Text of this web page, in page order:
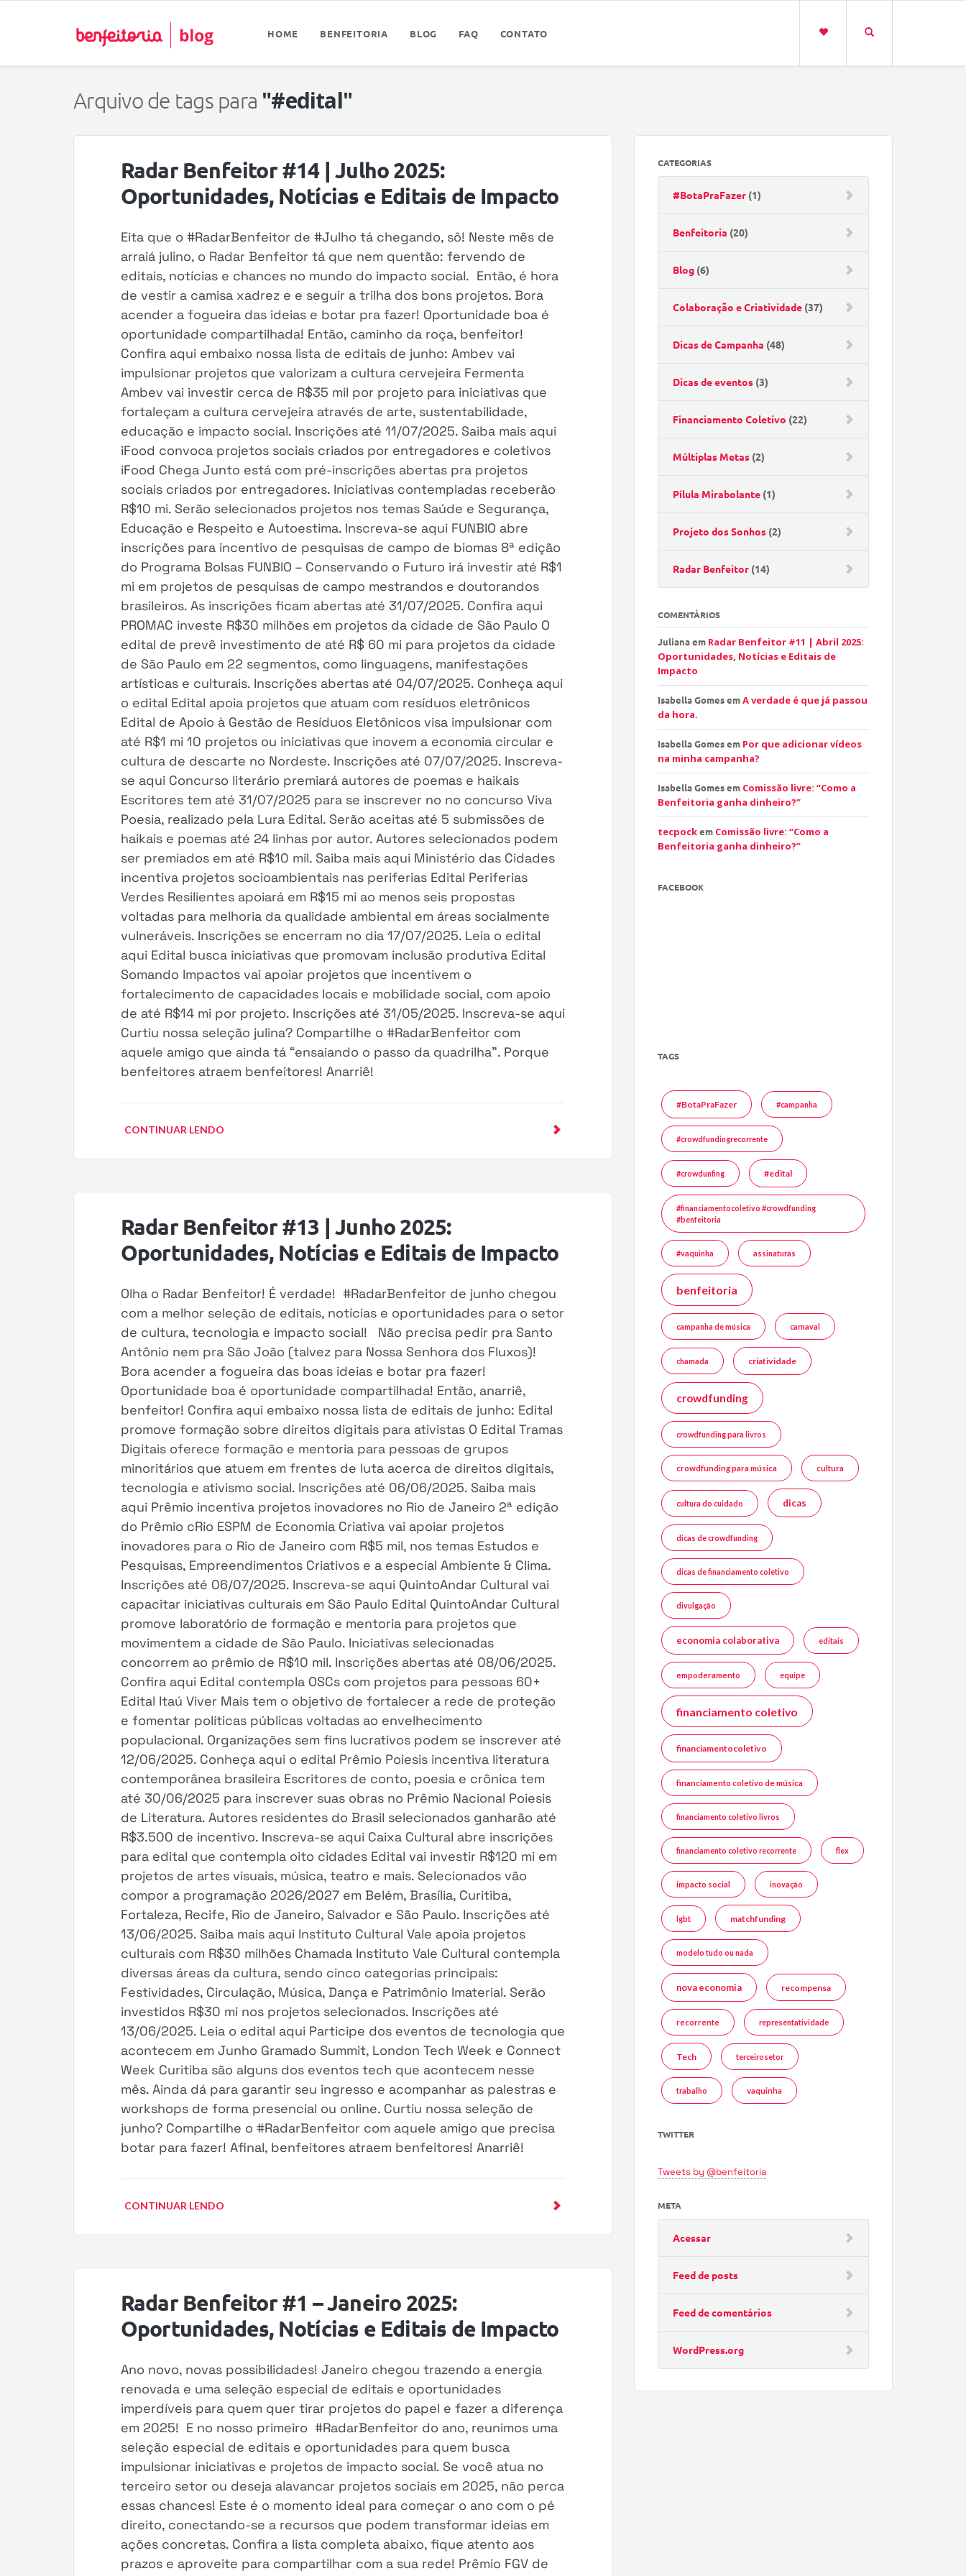
HOME BENFEITORIA BLOG FAQ CONTATO
Arquivo de tags para "#edital"
Radar Benfeitor #14 | Julho 2025:
Oportunidades, Notícias e Editais de Impacto
Eita que o #RadarBenfeitor de #Julho tá chegando, sô! Neste mês de
arraiá julino, o Radar Benfeitor tá que nem quentão: fervendo de
editais, notícias e chances no mundo do impacto social. Então, é hora
de vestir a camisa xadrez e e seguir a trilha dos bons projetos. Bora
acender a fogueira das ideias e botar pra fazer! Oportunidade boa é
oportunidade compartilhada! Então, caminho da roça, benfeitor!
Confira aqui embaixo nossa lista de editais de junho: Ambev vai
impulsionar projetos que valorizam a cultura cervejeira Fermenta
Ambev vai investir cerca de R$35 mil por projeto para iniciativas que
fortaleçam a cultura cervejeira através de arte, sustentabilidade,
educação e impacto social. Inscrições até 11/07/2025. Saiba mais aqui
iFood convoca projetos sociais criados por entregadores e coletivos
iFood Chega Junto está com pré-inscrições abertas pra projetos
sociais criados por entregadores. Iniciativas contempladas receberão
R$10 mi. Serão selecionados projetos nos temas Saúde e Segurança,
Educação e Respeito e Autoestima. Inscreva-se aqui FUNBIO abre
inscrições para incentivo de pesquisas de campo de biomas 8ª edição
do Programa Bolsas FUNBIO – Conservando o Futuro irá investir até R$1
mi em projetos de pesquisas de campo mestrandos e doutorandos
brasileiros. As inscrições ficam abertas até 31/07/2025. Confira aqui
PROMAC investe R$30 milhões em projetos da cidade de São Paulo O
edital de prevê investimento de até R$ 60 mi para projetos da cidade
de São Paulo em 22 segmentos, como linguagens, manifestações
artísticas e culturais. Inscrições abertas até 04/07/2025. Conheça aqui
o edital Edital apoia projetos que atuam com resíduos eletrônicos
Edital de Apoio à Gestão de Resíduos Eletônicos visa impulsionar com
até R$1 mi 10 projetos ou iniciativas que inovem a economia circular e
cultura de descarte no Nordeste. Inscrições até 07/07/2025. Inscreva-
se aqui Concurso literário premiará autores de poemas e haikais
Escritores tem até 31/07/2025 para se inscrever no no concurso Viva
Poesia, realizado pela Lura Edital. Serão aceitas até 5 submissões de
haikais e poemas até 24 linhas por autor. Autores selecionados podem
ser premiados em até R$10 mil. Saiba mais aqui Ministério das Cidades
incentiva projetos socioambientais nas periferias Edital Periferias
Verdes Resilientes apoiará em R$15 mi ao menos seis propostas
voltadas para melhoria da qualidade ambiental em áreas socialmente
vulneráveis. Inscrições se encerram no dia 17/07/2025. Leia o edital
aqui Edital busca iniciativas que promovam inclusão produtiva Edital
Somando Impactos vai apoiar projetos que incentivem o
fortalecimento de capacidades locais e mobilidade social, com apoio
de até R$14 mi por projeto. Inscrições até 31/05/2025. Inscreva-se aqui
Curtiu nossa seleção julina? Compartilhe o #RadarBenfeitor com
aquele amigo que ainda tá “ensaiando o passo da quadrilha”. Porque
benfeitores atraem benfeitores! Anarriê!
CONTINUAR LENDO
Radar Benfeitor #13 | Junho 2025:
Oportunidades, Notícias e Editais de Impacto
Olha o Radar Benfeitor! É verdade! #RadarBenfeitor de junho chegou
com a melhor seleção de editais, notícias e oportunidades para o setor
de cultura, tecnologia e impacto social! Não precisa pedir pra Santo
Antônio nem pra São João (talvez para Nossa Senhora dos Fluxos)!
Bora acender a fogueira das boas ideias e botar pra fazer!
Oportunidade boa é oportunidade compartilhada! Então, anarriê,
benfeitor! Confira aqui embaixo nossa lista de editais de junho: Edital
promove formação sobre direitos digitais para ativistas O Edital Tramas
Digitais oferece formação e mentoria para pessoas de grupos
minoritários que atuem em frentes de luta acerca de direitos digitais,
tecnologia e ativismo social. Inscrições até 06/06/2025. Saiba mais
aqui Prêmio incentiva projetos inovadores no Rio de Janeiro 2ª edição
do Prêmio cRio ESPM de Economia Criativa vai apoiar projetos
inovadores para o Rio de Janeiro com R$5 mil, nos temas Estudos e
Pesquisas, Empreendimentos Criativos e a especial Ambiente & Clima.
Inscrições até 06/07/2025. Inscreva-se aqui QuintoAndar Cultural vai
capacitar iniciativas culturais em São Paulo Edital QuintoAndar Cultural
promove laboratório de formação e mentoria para projetos que
movimentem a cidade de São Paulo. Iniciativas selecionadas
concorrem ao prêmio de R$10 mil. Inscrições abertas até 08/06/2025.
Confira aqui Edital contempla OSCs com projetos para pessoas 60+
Edital Itaú Viver Mais tem o objetivo de fortalecer a rede de proteção
e fomentar políticas públicas voltadas ao envelhecimento
populacional. Organizações sem fins lucrativos podem se inscrever até
12/06/2025. Conheça aqui o edital Prêmio Poiesis incentiva literatura
contemporânea brasileira Escritores de conto, poesia e crônica tem
até 30/06/2025 para inscrever suas obras no Prêmio Nacional Poiesis
de Literatura. Autores residentes do Brasil selecionados ganharão até
R$3.500 de incentivo. Inscreva-se aqui Caixa Cultural abre inscrições
para edital que contempla oito cidades Edital vai investir R$120 mi em
projetos de artes visuais, música, teatro e mais. Selecionados vão
compor a programação 2026/2027 em Belém, Brasília, Curitiba,
Fortaleza, Recife, Rio de Janeiro, Salvador e São Paulo. Inscrições até
13/06/2025. Saiba mais aqui Instituto Cultural Vale apoia projetos
culturais com R$30 milhões Chamada Instituto Vale Cultural contempla
diversas áreas da cultura, sendo cinco categorias principais:
Festividades, Circulação, Música, Dança e Patrimônio Imaterial. Serão
investidos R$30 mi nos projetos selecionados. Inscrições até
13/06/2025. Leia o edital aqui Participe dos eventos de tecnologia que
acontecem em Junho Gramado Summit, London Tech Week e Connect
Week Curitiba são alguns dos eventos tech que acontecem nesse
mês. Ainda dá para garantir seu ingresso e acompanhar as palestras e
workshops de forma presencial ou online. Curtiu nossa seleção de
junho? Compartilhe o #RadarBenfeitor com aquele amigo que precisa
botar para fazer! Afinal, benfeitores atraem benfeitores! Anarriê!
CONTINUAR LENDO
Radar Benfeitor #1 – Janeiro 2025:
Oportunidades, Notícias e Editais de Impacto
Ano novo, novas possibilidades! Janeiro chegou trazendo a energia
renovada e uma seleção especial de editais e oportunidades
imperdíveis para quem quer tirar projetos do papel e fazer a diferença
em 2025! E no nosso primeiro #RadarBenfeitor do ano, reunimos uma
seleção especial de editais e oportunidades para quem busca
impulsionar iniciativas e projetos de impacto social. Se você atua no
terceiro setor ou deseja alavancar projetos sociais em 2025, não perca
essas chances! Este é o momento ideal para começar o ano com o pé
direito, conectando-se a recursos que podem transformar ideias em
ações concretas. Confira a lista completa abaixo, fique atento aos
prazos e aproveite para compartilhar com a sua rede! Prêmio FGV de
CATEGORIAS
#BotaPraFazer (1)
Benfeitoria (20)
Blog (6)
Colaboração e Criatividade (37)
Dicas de Campanha (48)
Dicas de eventos (3)
Financiamento Coletivo (22)
Múltiplas Metas (2)
Pílula Mirabolante (1)
Projeto dos Sonhos (2)
Radar Benfeitor (14)
COMENTÁRIOS
Julianaem Radar Benfeitor #11 | Abril 2025:
Oportunidades, Notícias e Editais de
Impacto
Isabella GomesemA verdade é que já passou
da hora.
Isabella Gomesem Por que adicionar vídeos
na minha campanha?
Isabella Gomesem Comissão livre: “Como a
Benfeitoria ganha dinheiro?”
tecpockem Comissão livre: “Como a
Benfeitoria ganha dinheiro?”
FACEBOOK
TAGS
#BotaPraFazer #campanha
#crowdfundingrecorrente
#crowdunfing #edital
#financiamentocoletivo #crowdfunding
#benfeitoria
#vaquinha assinaturas
benfeitoria
campanha de música carnaval
chamada criatividade
crowdfunding
crowdfunding para livros
crowdfunding para música cultura
cultura do cuidado dicas
dicas de crowdfunding
dicas de financiamento coletivo
divulgação
economia colaborativa editais
empoderamento equipe
financiamento coletivo
financiamentocoletivo
financiamento coletivo de música
financiamento coletivo livros
financiamento coletivo recorrente flex
impacto social inovação
lgbt matchfunding
modelo tudo ou nada
nova economia recompensa
recorrente representatividade
Tech terceirosetor
trabalho vaquinha
TWITTER
Tweets by @benfeitoria
META
Acessar
Feed de posts
Feed de comentários
WordPress.org